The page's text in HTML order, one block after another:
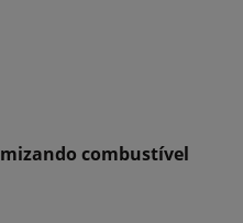
combustível